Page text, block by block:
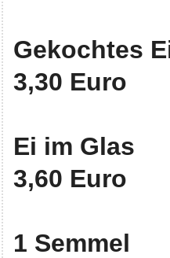
Gekochtes
3,30 Euro
Ei im Glas
3,60 Euro
1 Semmel